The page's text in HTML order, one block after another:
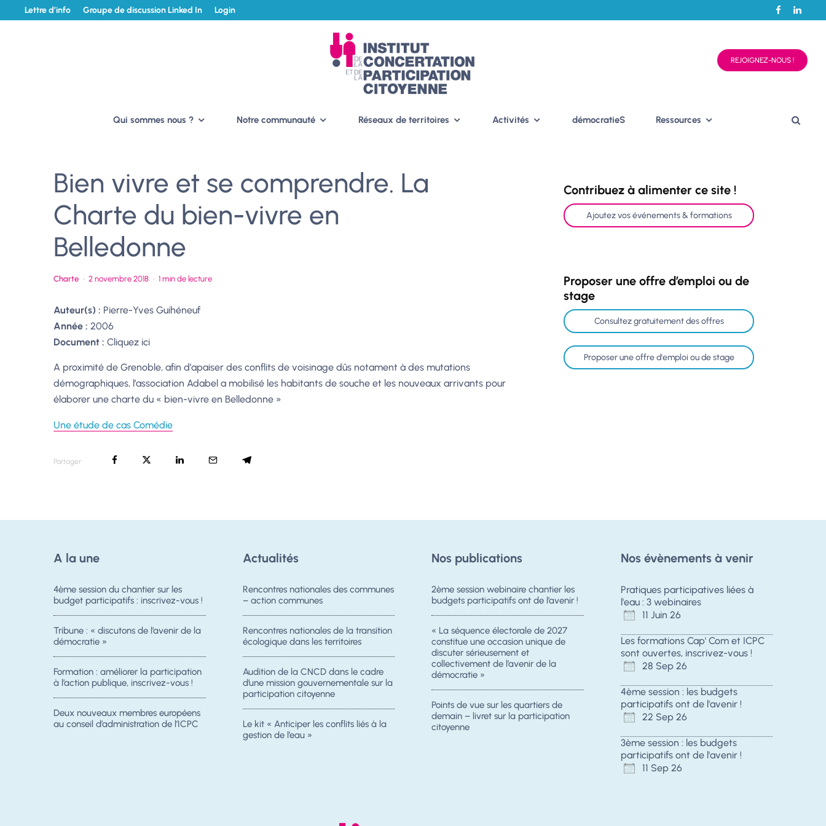
Lettre d’info Groupe de discussion Linked In Login
REJOIGNEZ-NOUS !
Qui sommes nous ? Notre communauté Réseaux de territoires Activités démocratieS Ressources
Bien vivre et se comprendre. La
Charte du bien-vivre en
Belledonne
Charte · 2 novembre 2018 · 1 min de lecture
Auteur(s) : Pierre-Yves Guihéneuf
Année : 2006
Document : Cliquez ici
A proximité de Grenoble, afin d’apaiser des conflits de voisinage dûs notament à des mutations
démographiques, l’association Adabel a mobilisé les habitants de souche et les nouveaux arrivants pour
élaborer une charte du « bien-vivre en Belledonne »
Une étude de cas Comédie
Partager
Contribuez à alimenter ce site !
Ajoutez vos événements & formations
Proposer une offre d’emploi ou de
stage
Consultez gratuitement des offres
Proposer une offre d'emploi ou de stage
A la une
4ème session du chantier sur les
budget participatifs : inscrivez-vous !
Tribune : « discutons de l’avenir de la
démocratie »
Formation : améliorer la participation
à l’action publique, inscrivez-vous !
Deux nouveaux membres européens
au conseil d’administration de l’ICPC
Actualités
Rencontres nationales des communes
– action communes
Rencontres nationales de la transition
écologique dans les territoires
Audition de la CNCD dans le cadre
d’une mission gouvernementale sur la
participation citoyenne
Le kit « Anticiper les conflits liés à la
gestion de l’eau »
Nos publications
2ème session webinaire chantier les
budgets participatifs ont de l’avenir !
« La séquence électorale de 2027
constitue une occasion unique de
discuter sérieusement et
collectivement de l’avenir de la
démocratie »
Points de vue sur les quartiers de
demain – livret sur la participation
citoyenne
Nos évènements à venir
Pratiques participatives liées à
l'eau : 3 webinaires
11 Juin 26
Les formations Cap' Com et ICPC
sont ouvertes, inscrivez-vous !
28 Sep 26
4ème session : les budgets
participatifs ont de l'avenir !
22 Sep 26
3ème session : les budgets
participatifs ont de l'avenir !
11 Sep 26